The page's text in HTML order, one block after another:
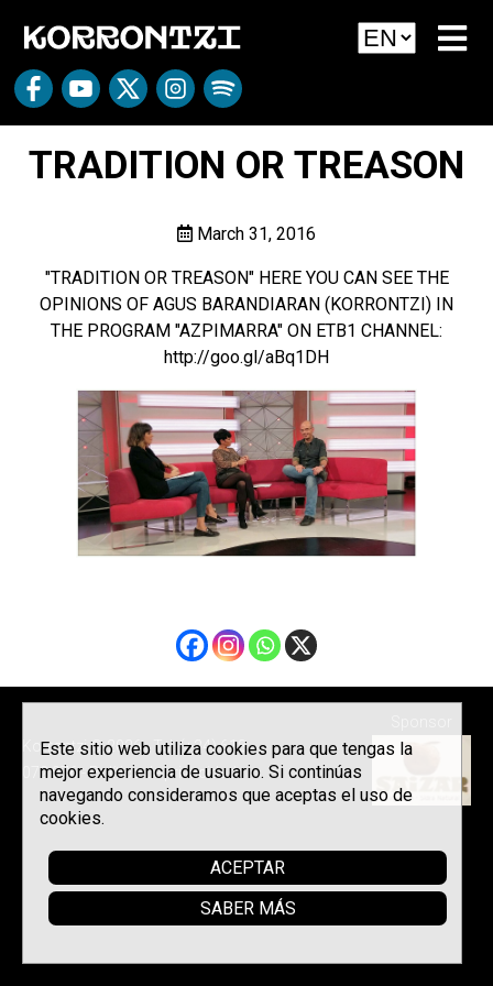
TRADITION OR TREASON
March 31, 2016
"TRADITION OR TREASON" HERE YOU CAN SEE THE
OPINIONS OF AGUS BARANDIARAN (KORRONTZI) IN
THE PROGRAM "AZPIMARRA" ON ETB1 CHANNEL:
http://goo.gl/aBq1DH
Korrontzi © 2026 - Tel. (+34) 618
072 076 -Política de privacidad
Este sitio web utiliza cookies para que tengas la
mejor experiencia de usuario. Si continúas
navegando consideramos que aceptas el uso de
cookies.
ACEPTAR
SABER MÁS